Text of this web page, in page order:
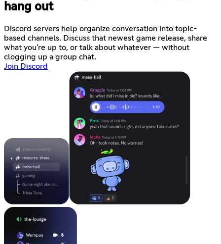
hang out
Discord servers help organize conversation into topic-
based channels. Discuss that newest game release, share
what you're up to, or talk about whatever — without
clogging up a group chat.
Join Discord